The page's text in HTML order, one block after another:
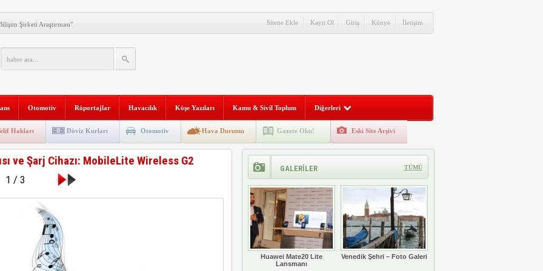
Şirketi Araştırması”
2. Defa Büyüyor
Geçti
Kadim Eşikler” Karma
instax mini 99’un
Stratejik Ortaklık Kurdu
Temizliyor: Qrevo Curv
Trafiğine Dijital Çözüm: PEYK
Sitene Ekle Kayıt Ol Giriş Künye İletişim
Otomotiv Röportajlar Havacılık Köşe Yazıları Kamu & Sivil Toplum Diğerleri
Hakları Döviz Kurları Otomotiv Hava Durumu Gazete Oku! Eski Site Arşivi
ve Şarj Cihazı: MobileLite Wireless G2
1 / 3
GALERİLER TÜMÜ
Huawei Mate20 Lite
Lansmanı
Venedik Şehri – Foto Galeri